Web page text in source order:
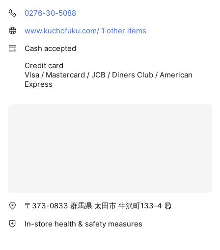
0276-30-5088
www.kuchofuku.com/ 1 other items
Cash accepted
Credit card
Visa / Mastercard / JCB / Diners Club / American
Express
〒373-0833 群馬県 太田市 牛沢町133-4
In-store health & safety measures